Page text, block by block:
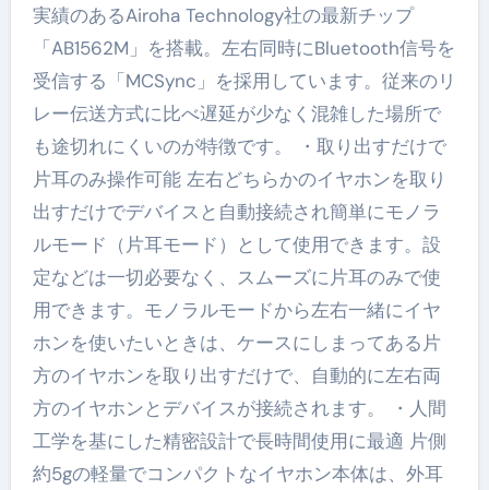
実績のあるAiroha Technology社の最新チップ
「AB1562M」を搭載。左右同時にBluetooth信号を
受信する「MCSync」を採用しています。従来のリ
レー伝送方式に比べ遅延が少なく混雑した場所で
も途切れにくいのが特徴です。 ・取り出すだけで
片耳のみ操作可能 左右どちらかのイヤホンを取り
出すだけでデバイスと自動接続され簡単にモノラ
ルモード（片耳モード）として使用できます。設
定などは一切必要なく、スムーズに片耳のみで使
用できます。モノラルモードから左右一緒にイヤ
ホンを使いたいときは、ケースにしまってある片
方のイヤホンを取り出すだけで、自動的に左右両
方のイヤホンとデバイスが接続されます。 ・人間
工学を基にした精密設計で長時間使用に最適 片側
約5gの軽量でコンパクトなイヤホン本体は、外耳